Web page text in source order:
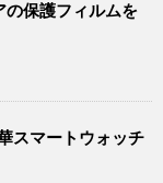
保護フィルムを
スマートウォッチ